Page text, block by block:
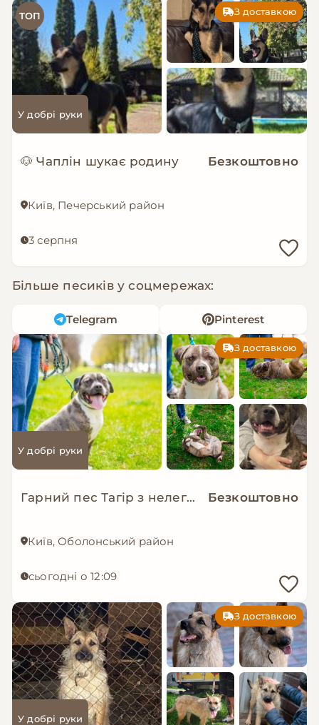
ТОП З доставкою
У добрі руки
🐶 Чаплін шукає родину Безкоштовно
Київ, Печерський район
3 серпня
Більше песиків у соцмережах:
Telegram Pinterest
З доставкою
У добрі руки
Гарний пес Тагір з нелегкою долею… Безкоштовно
Київ, Оболонський район
сьогодні о 12:09
З доставкою
У добрі руки